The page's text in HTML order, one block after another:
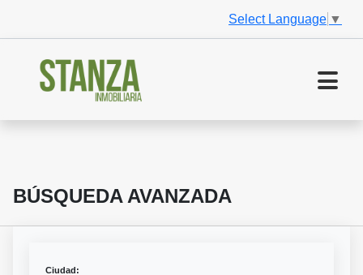
Select Language ▼
BÚSQUEDA AVANZADA
Ciudad: